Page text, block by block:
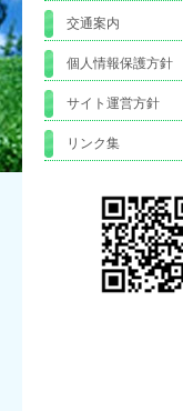
交通案内
個人情報保護方針
サイト運営方針
リンク集